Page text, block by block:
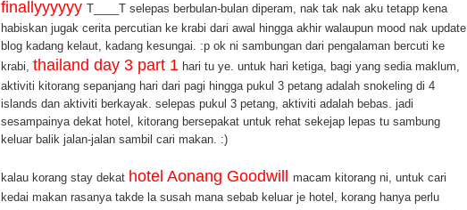
finallyyyyyy T____T selepas berbulan-bulan diperam, nak tak nak aku tetapp kena
habiskan jugak cerita percutian ke krabi dari awal hingga akhir walaupun mood nak update
blog kadang kelaut, kadang kesungai. :p ok ni sambungan dari pengalaman bercuti ke
krabi, thailand day 3 part 1 hari tu ye. untuk hari ketiga, bagi yang sedia maklum,
aktiviti kitorang sepanjang hari dari pagi hingga pukul 3 petang adalah snokeling di 4
islands dan aktiviti berkayak. selepas pukul 3 petang, aktiviti adalah bebas. jadi
sesampainya dekat hotel, kitorang bersepakat untuk rehat sekejap lepas tu sambung
keluar balik jalan-jalan sambil cari makan. :)
kalau korang stay dekat hotel Aonang Goodwill macam kitorang ni, untuk cari
kedai makan rasanya takde la susah mana sebab keluar je hotel, korang hanya perlu